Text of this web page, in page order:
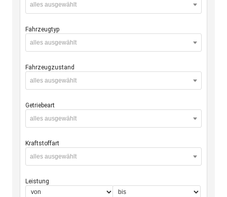
alles ausgewählt
Fahrzeugtyp
alles ausgewählt
Fahrzeugzustand
alles ausgewählt
Getriebeart
alles ausgewählt
Kraftstoffart
alles ausgewählt
Leistung